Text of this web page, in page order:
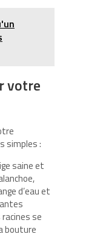
votre
simples :
saine et
d’eau et
se
bouture